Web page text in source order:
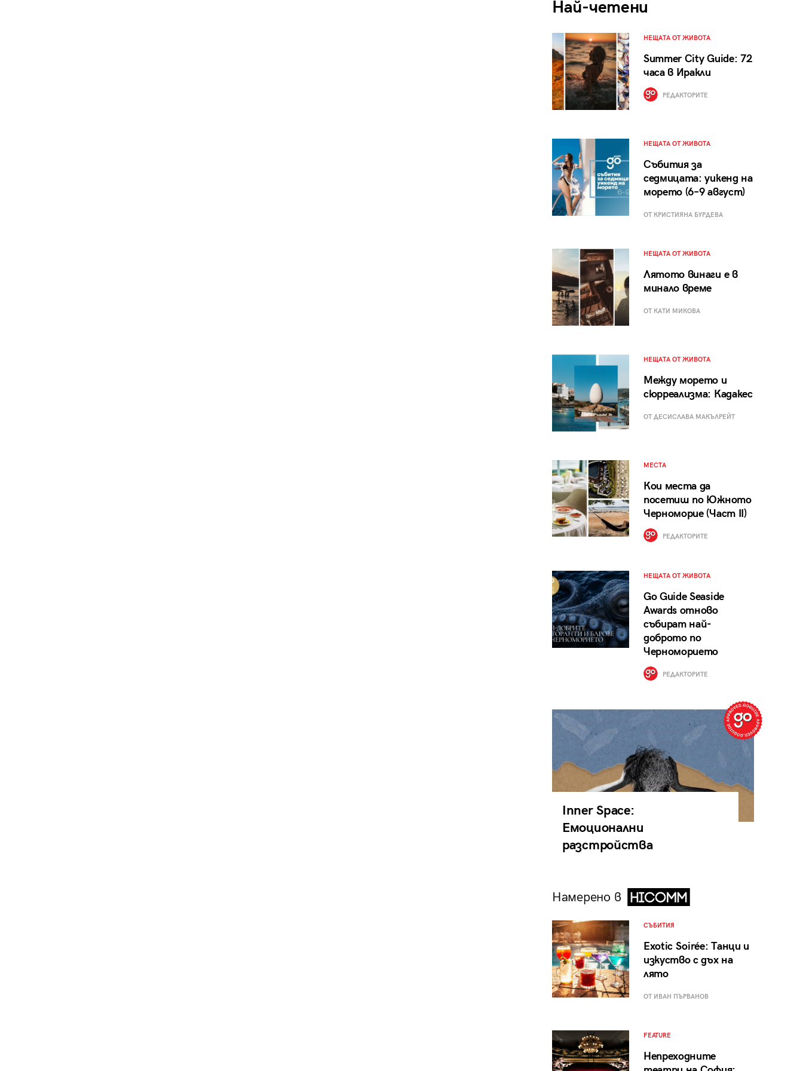
Най-четени
НЕЩАТА ОТ ЖИВОТА
Summer City Guide: 72
часа в Иракли
РЕДАКТОРИТЕ
НЕЩАТА ОТ ЖИВОТА
Събития за
седмицата: уикенд на
морето (6–9 август)
ОТ КРИСТИЯНА БУРДЕВА
НЕЩАТА ОТ ЖИВОТА
Лятото винаги е в
минало време
ОТ КАТИ МИКОВА
НЕЩАТА ОТ ЖИВОТА
Между морето и
сюрреализма: Кадакес
ОТ ДЕСИСЛАВА МАКЪЛРЕЙТ
МЕСТА
Кои места да
посетиш по Южното
Черноморие (Част II)
РЕДАКТОРИТЕ
НЕЩАТА ОТ ЖИВОТА
Go Guide Seaside
Awards отново
събират най-
доброто по
Черноморието
РЕДАКТОРИТЕ
Inner Space:
Емоционални
разстройства
Намерено в
СЪБИТИЯ
Exotic Soirée: Танци и
изкуство с дъх на
лято
ОТ ИВАН ПЪРВАНОВ
FEATURE
Непреходните